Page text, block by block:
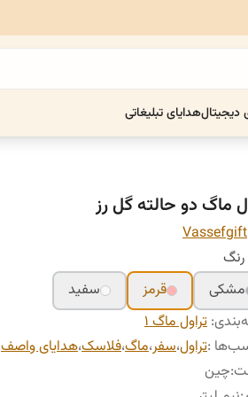
دیجیتالهدایای تبلیغاتی
ماگ دو حالته گل رز
Vassefgift
رنگ
مشکی
قرمز
سفید
: تراول ماگ ۱
:تراول،سفر،ماگ،فلاسک،هدایای واصف
:چین